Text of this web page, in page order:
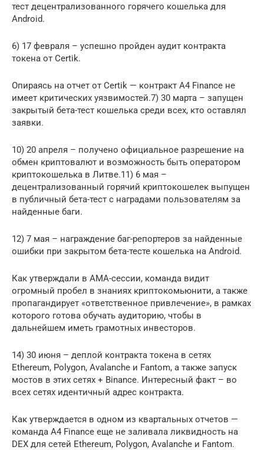
тест децентрализованного горячего кошелька для
Android.
6) 17 февраля – успешно пройден аудит контракта
токена от Certik.
Опираясь на отчет от Certik — контракт A4 Finance не
имеет критических уязвимостей.7) 30 марта – запущен
закрытый бета-тест кошелька среди всех, кто оставлял
заявки.
10) 20 апреля – получено официальное разрешение на
обмен криптовалют и возможность быть оператором
криптокошелька в Литве.11) 6 мая –
децентрализованный горячий криптокошелек выпущен
в публичный бета-тест с наградами пользователям за
найденные баги.
12) 7 мая – награждение баг-репортеров за найденные
ошибки при закрытом бета-тесте кошелька на Android.
Как утверждали в АМА-сессии, команда видит
огромный пробел в знаниях криптокомьюнити, а также
пропагандирует «ответственное привлечение», в рамках
которого готова обучать аудиторию, чтобы в
дальнейшем иметь грамотных инвесторов.
14) 30 июня – деплой контракта токена в сетях
Ethereum, Polygon, Avalanche и Fantom, а также запуск
мостов в этих сетях + Binance. Интересный факт – во
всех сетях идентичный адрес контракта.
Как утверждается в одном из квартальных отчетов —
команда A4 Finance еще не заливала ликвидность на
DEX для сетей Ethereum, Polygon, Avalanche и Fantom.